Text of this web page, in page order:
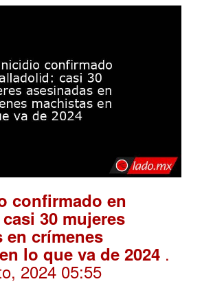
confirmado en
30 mujeres
en crímenes
lo que va de 2024 .
2024 05:55